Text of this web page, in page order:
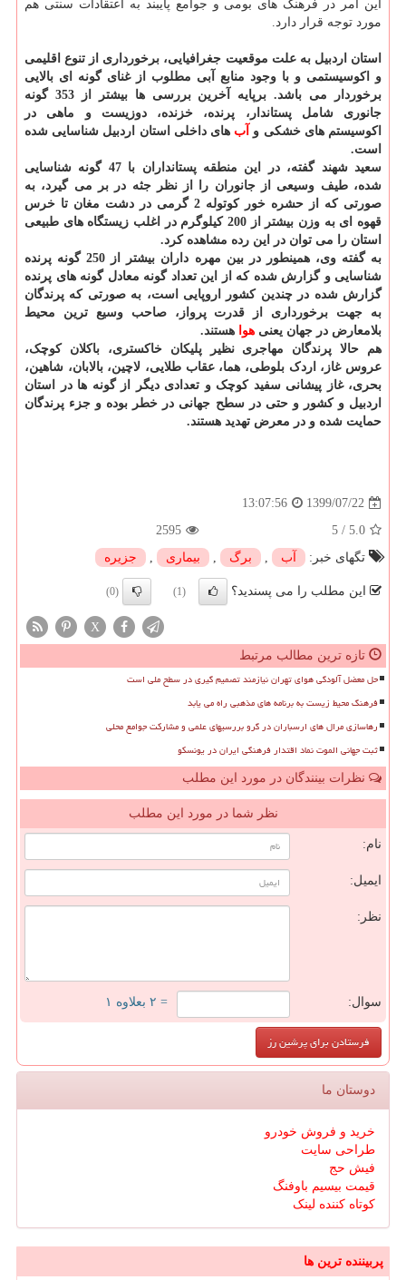
این امر در فرهنگ های بومی و جوامع پایبند به اعتقادات سنتی هم
مورد توجه قرار دارد.
استان اردبیل به علت موقعیت جغرافیایی، برخورداری از تنوع اقلیمی
و اکوسیستمی و با وجود منابع آبی مطلوب از غنای گونه ای بالایی
برخوردار می باشد. برپایه آخرین بررسی ها بیشتر از 353 گونه
جانوری شامل پستاندار، پرنده، خزنده، دوزیست و ماهی در
اکوسیستم های خشکی و آب های داخلی استان اردبیل شناسایی شده
است.
سعید شهند گفته، در این منطقه پستانداران با 47 گونه شناسایی
شده، طیف وسیعی از جانوران را از نظر جثه در بر می گیرد، به
صورتی که از حشره خور کوتوله 2 گرمی در دشت مغان تا خرس
قهوه ای به وزن بیشتر از 200 کیلوگرم در اغلب زیستگاه های طبیعی
استان را می توان در این رده مشاهده کرد.
به گفته وی، همینطور در بین مهره داران بیشتر از 250 گونه پرنده
شناسایی و گزارش شده که از این تعداد گونه معادل گونه های پرنده
گزارش شده در چندین کشور اروپایی است، به صورتی که پرندگان
به جهت برخورداری از قدرت پرواز، صاحب وسیع ترین محیط
بلامعارض در جهان یعنی هوا هستند.
هم حالا پرندگان مهاجری نظیر پلیکان خاکستری، باکلان کوچک،
عروس غاز، اردک بلوطی، هما، عقاب طلایی، لاچین، بالابان، شاهین،
بحری، غاز پیشانی سفید کوچک و تعدادی دیگر از گونه ها در استان
اردبیل و کشور و حتی در سطح جهانی در خطر بوده و جزء پرندگان
حمایت شده و در معرض تهدید هستند.
1399/07/22
13:07:56
5.0
/
5
2595
تگهای خبر:
آب , برگ , بیماری , جزیره
این مطلب را می پسندید؟ (1)
(0)
X
تازه ترین مطالب مرتبط
حل معضل آلودگی هوای تهران نیازمند تصمیم گیری در سطح ملی است
فرهنگ محیط زیست به برنامه های مذهبی راه می یابد
رهاسازی مرال های ارسباران در گرو بررسیهای علمی و مشارکت جوامع محلی
ثبت جهانی الموت نماد اقتدار فرهنگی ایران در یونسکو
نظرات بینندگان در مورد این مطلب
نظر شما در مورد این مطلب
نام:
ایمیل:
نظر:
سوال: = ۲ بعلاوه ۱
دوستان ما
خرید و فروش خودرو
طراحی سایت
فیش حج
قیمت بیسیم باوفنگ
کوتاه کننده لینک
پربیننده ترین ها